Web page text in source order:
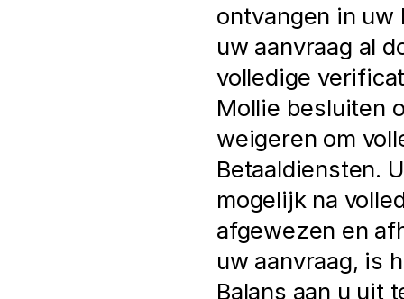
ontvangen in uw
uw aanvraag al
volledige
Mollie besluiten
weigeren om
Betaaldiensten.
mogelijk na
afgewezen en
uw aanvraag, is
Balans aan u uit